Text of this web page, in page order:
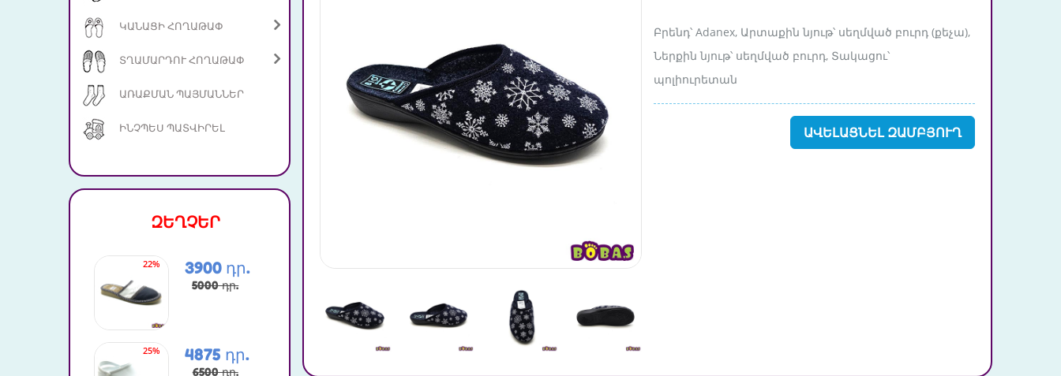
ԿԱՆԱՑԻ ՀՈՂԱԹԱՓ
ՏՂԱՄԱՐԴՈՒ ՀՈՂԱԹԱՓ
ԱՌԱՔՄԱՆ ՊԱՅՄԱՆՆԵՐ
ԻՆՉՊԵՍ ՊԱՏՎԻՐԵԼ
ԶԵՂՉԵՐ
22% 3900 դր.
5000 դր.
25% 4875 դր.
6500 դր.
65% 7000 դր.
4485 դր.
Բրենդ՝ Adanex, Արտաքին նյութ՝ սեղմված բուրդ (քեչա),
Ներքին նյութ՝ սեղմված բուրդ, Տակացու՝
պոլիուրետան
ԱՎԵԼԱՑՆԵԼ ԶԱՄԲՅՈՒՂ